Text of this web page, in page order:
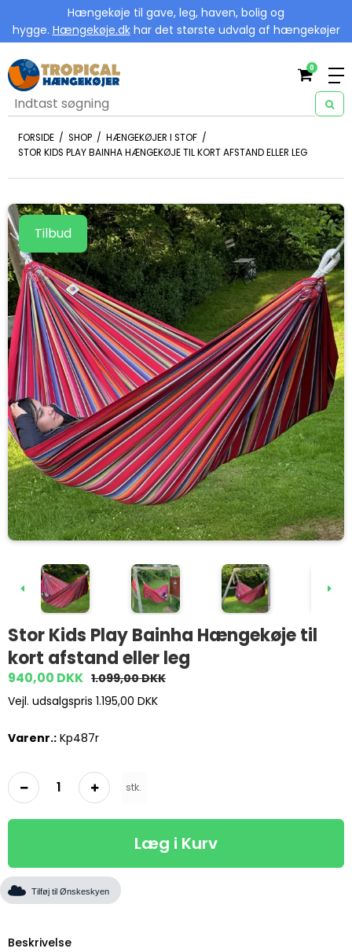
Hængekøje til gave, leg, haven, bolig og
hygge. Hængekøje.dkhar det største udvalg af hængekøjer
0
FORSIDE / SHOP / HÆNGEKØJER I STOF /
STOR KIDS PLAY BAINHA HÆNGEKØJE TIL KORT AFSTAND ELLER LEG
Tilbud
Stor Kids Play Bainha Hængekøje til
kort afstand eller leg
940,00 DKK 1.099,00 DKK
Vejl. udsalgspris 1.195,00 DKK
Varenr.: Kp487r
stk.
Læg i Kurv
Tilføj til Ønskeskyen
Beskrivelse